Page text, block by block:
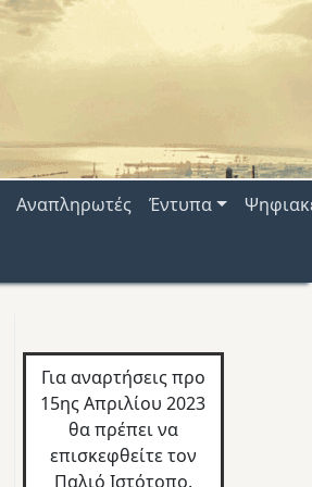
Αναπληρωτές Έντυπα
Για αναρτήσεις προ
15ης Απριλίου 2023
θα πρέπει να
επισκεφθείτε τον
Παλιό Ιστότοπο.